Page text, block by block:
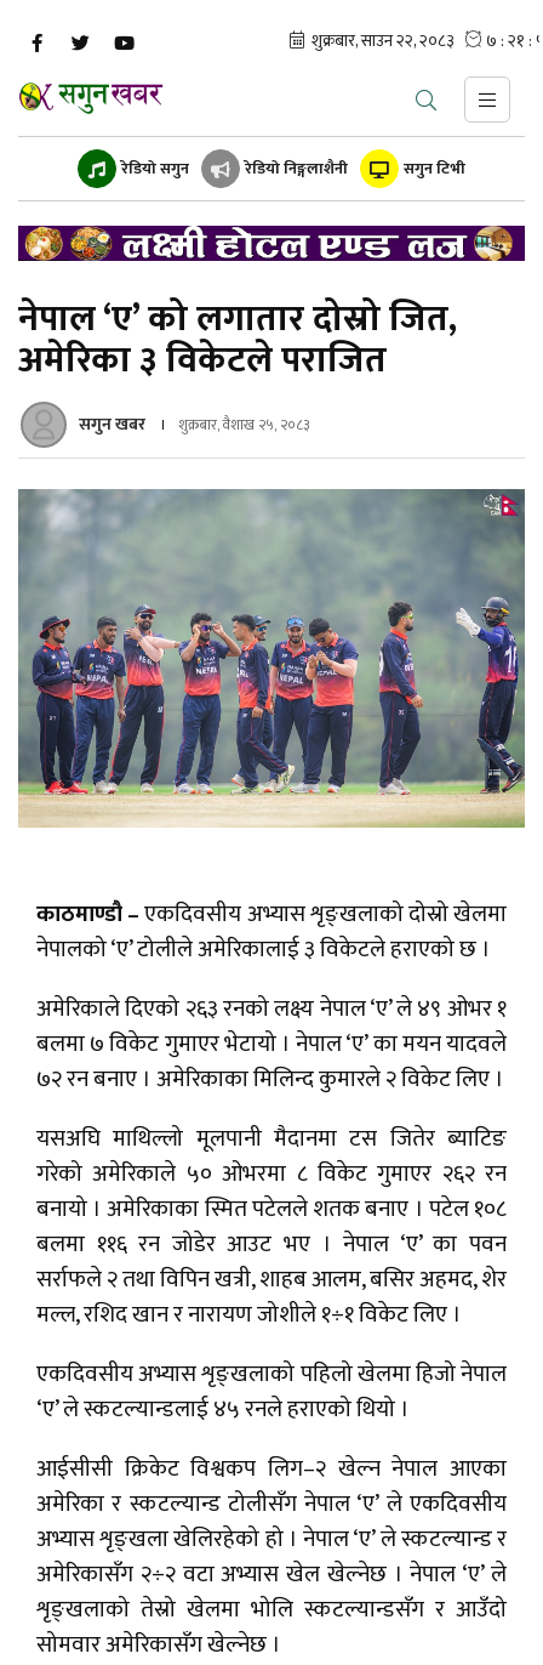
रेडियो सगुन रेडियो निङ्गलाशैनी सगुन टिभी
नेपाल ‘ए’ को लगातार दोस्रो जित,
अमेरिका ३ विकेटले पराजित
सगुन खबर शुक्रबार, वैशाख २५, २०८३
काठमाण्डौ –एकदिवसीय अभ्यास शृङ्खलाको दोस्रो खेलमा
नेपालको ‘ए’ टोलीले अमेरिकालाई ३ विकेटले हराएको छ ।
अमेरिकाले दिएको २६३ रनको लक्ष्य नेपाल ‘ए’ ले ४९ ओभर १
बलमा ७ विकेट गुमाएर भेटायो । नेपाल ‘ए’ का मयन यादवले
७२ रन बनाए । अमेरिकाका मिलिन्द कुमारले २ विकेट लिए ।
यसअघि माथिल्लो मूलपानी मैदानमा टस जितेर ब्याटिङ
गरेको अमेरिकाले ५० ओभरमा ८ विकेट गुमाएर २६२ रन
बनायो । अमेरिकाका स्मित पटेलले शतक बनाए । पटेल १०८
बलमा ११६ रन जोडेर आउट भए । नेपाल ‘ए’ का पवन
सर्राफले २ तथा विपिन खत्री, शाहब आलम, बसिर अहमद, शेर
मल्ल, रशिद खान र नारायण जोशीले १÷१ विकेट लिए ।
एकदिवसीय अभ्यास शृङ्खलाको पहिलो खेलमा हिजो नेपाल
‘ए’ ले स्कटल्यान्डलाई ४५ रनले हराएको थियो ।
आईसीसी क्रिकेट विश्वकप लिग–२ खेल्न नेपाल आएका
अमेरिका र स्कटल्यान्ड टोलीसँग नेपाल ‘ए’ ले एकदिवसीय
अभ्यास शृङ्खला खेलिरहेको हो । नेपाल ‘ए’ ले स्कटल्यान्ड र
अमेरिकासँग २÷२ वटा अभ्यास खेल खेल्नेछ । नेपाल ‘ए’ ले
शृङ्खलाको तेस्रो खेलमा भोलि स्कटल्यान्डसँग र आउँदो
सोमवार अमेरिकासँग खेल्नेछ ।